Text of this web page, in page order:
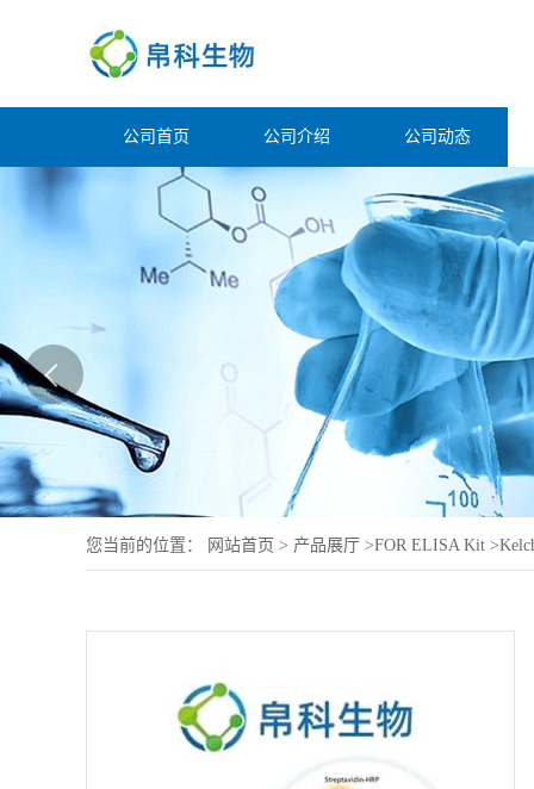
公司首页 公司介绍 公司动态
您当前的位置： 网站首页 > 产品展厅 >FOR ELISA Kit >